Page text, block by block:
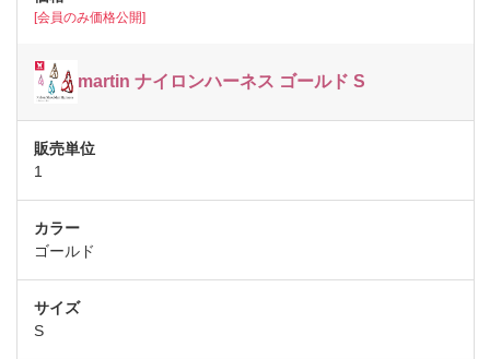
[会員のみ価格公開]
martin ナイロンハーネス ゴールド S
1
ゴールド
S